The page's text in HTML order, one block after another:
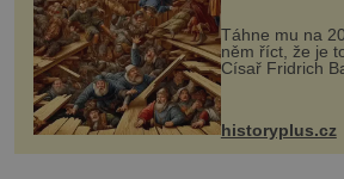
Táhne mu na
něm říct, že je
Císař Fridrich
posílá svého
VI. do Erfurtu,
prostředníkem
historyplus.cz